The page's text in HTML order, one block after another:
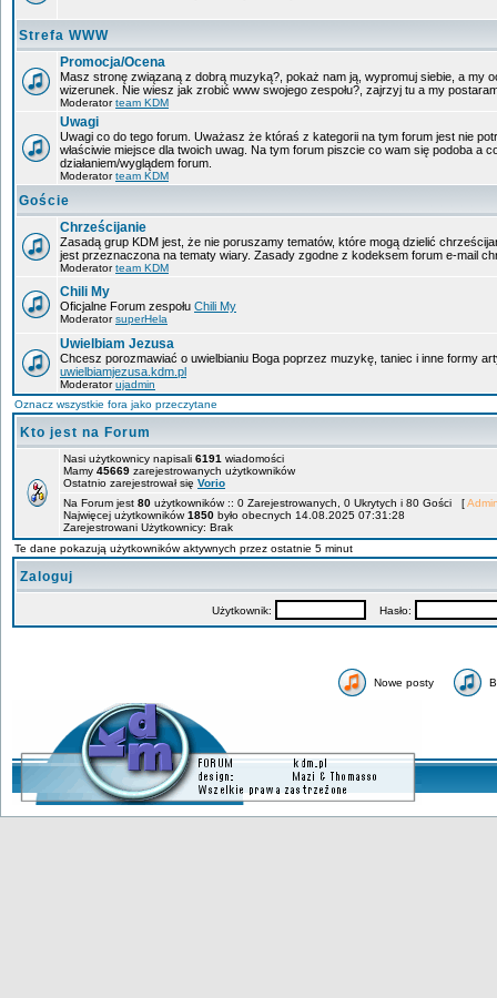
Strefa WWW
Promocja/Ocena
Masz stronę związaną z dobrą muzyką?, pokaż nam ją, wypromuj siebie, a my
wizerunek. Nie wiesz jak zrobić www swojego zespołu?, zajrzyj tu a my
Moderatorteam KDM
Uwagi
Uwagi co do tego forum. Uważasz że któraś z kategorii na tym forum jest nie
właściwie miejsce dla twoich uwag. Na tym forum piszcie co wam się podoba a
działaniem/wyglądem forum.
Moderatorteam KDM
Goście
Chrześcijanie
Zasadą grup KDM jest, że nie poruszamy tematów, które mogą dzielić
jest przeznaczona na tematy wiary. Zasady zgodne z kodeksem forum e-mail
Moderatorteam KDM
Chili My
Oficjalne Forum zespołu Chili My
ModeratorsuperHela
Uwielbiam Jezusa
Chcesz porozmawiać o uwielbianiu Boga poprzez muzykę, taniec i inne formy
uwielbiamjezusa.kdm.pl
Moderatorujadmin
Oznacz wszystkie fora jako przeczytane
Kto jest na Forum
Nasi użytkownicy napisali 6191 wiadomości
Mamy 45669 zarejestrowanych użytkowników
Ostatnio zarejestrował się Vorio
Na Forum jest 80 użytkowników :: 0 Zarejestrowanych, 0 Ukrytych i 80 Gości [
Najwięcej użytkowników1850 było obecnych 14.08.2025 07:31:28
Zarejestrowani Użytkownicy: Brak
Te dane pokazują użytkowników aktywnych przez ostatnie 5 minut
Zaloguj
Użytkownik: Hasło:
Nowe posty